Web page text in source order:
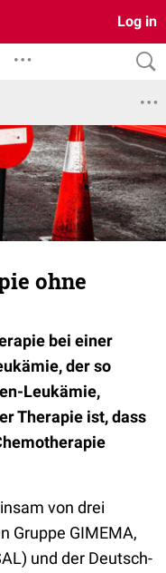
Log in
ohne
bei einer
der so
Leukämie,
Therapie ist, dass
von drei
Gruppe GIMEMA,
und der Deutsch-